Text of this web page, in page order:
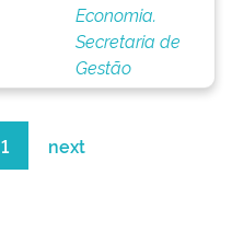
Economia.
Secretaria de
Gestão
1 next